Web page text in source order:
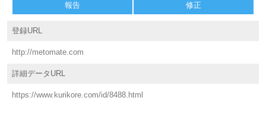
報告 修正
登録URL
http://metomate.com
詳細データURL
https://www.kurikore.com/id/8488.html